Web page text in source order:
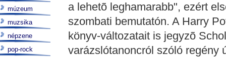
a lehetõ leghamarabb", ezért
szombati bemutatón. A Harry
könyv-változatait is jegyzõ
varázslótanoncról szóló regény
múzeum
muzsika
népzene
pop-rock